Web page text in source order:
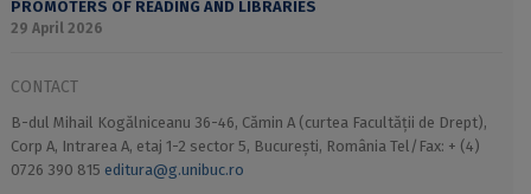
PROMOTERS OF READING AND LIBRARIES
29 April 2026
CONTACT
B-dul Mihail Kogălniceanu 36-46, Cămin A (curtea Facultății de Drept),
Corp A, Intrarea A, etaj 1-2 sector 5, București, România Tel/Fax: + (4)
0726 390 815 editura@g.unibuc.ro